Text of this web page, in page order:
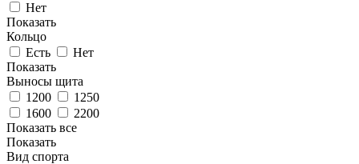
Нет
Показать
Кольцо
Есть
Нет
Показать
Выносы щита
1200
1250
1600
2200
Показать все
Показать
Вид спорта